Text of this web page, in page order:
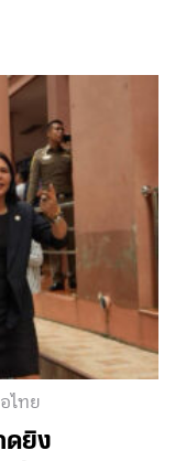
ไทย
ดยิง